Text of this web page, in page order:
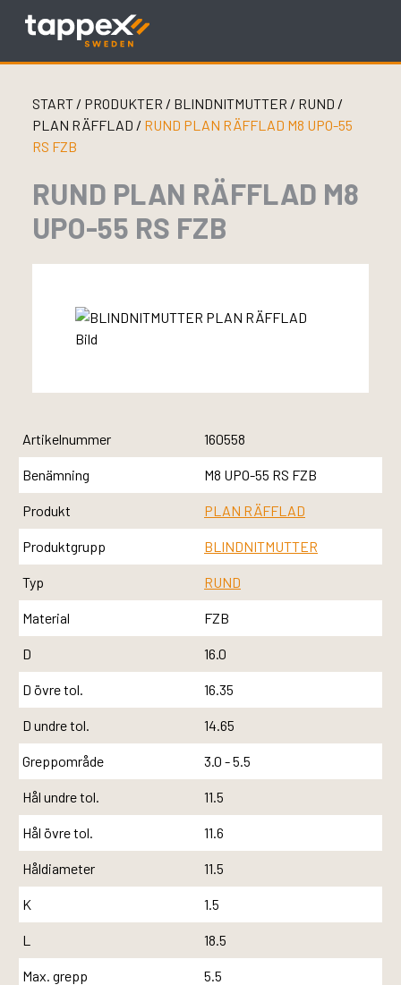
START/ PRODUKTER / BLINDNITMUTTER / RUND /
PLAN RÄFFLAD / RUND PLAN RÄFFLAD M8 UPO-55
RS FZB
RUND PLAN RÄFFLAD M8
UPO-55 RS FZB
Artikelnummer 160558
Benämning M8 UPO-55 RS FZB
Produkt PLAN RÄFFLAD
Produktgrupp BLINDNITMUTTER
Typ RUND
Material FZB
D 16.0
D övre tol. 16.35
D undre tol. 14.65
Greppområde 3.0 - 5.5
Hål undre tol. 11.5
Hål övre tol. 11.6
Håldiameter 11.5
K 1.5
L 18.5
Max. grepp 5.5